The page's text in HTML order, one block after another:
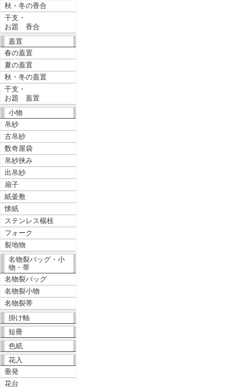
秋・冬の香合
干支・
お題 香合
蓋置
春の蓋置
夏の蓋置
秋・冬の蓋置
干支・
お題 蓋置
小物
帛紗
古帛紗
数奇屋袋
帛紗挟み
出帛紗
扇子
紙釜敷
懐紙
ステンレス楊枝
フォーク
裂地物
名物裂バッグ・小
物・帯
名物裂バッグ
名物裂小物
名物裂帯
掛け軸
短冊
色紙
花入
垂発
花台